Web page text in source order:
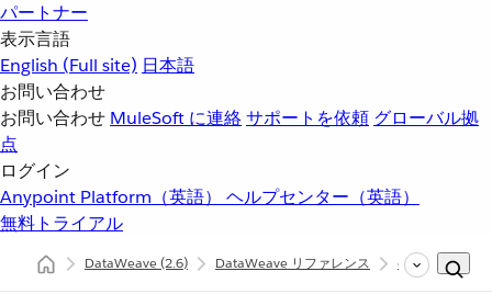
パートナー
表示言語
English (Full site) 日本語
お問い合わせ
お問い合わせ MuleSoft に連絡サポートを依頼 グローバル拠
点
ログイン
Anypoint Platform（英語） ヘルプセンター（英語）
無料トライアル
DataWeave(2.6) DataWeave リファレンス dw::Core